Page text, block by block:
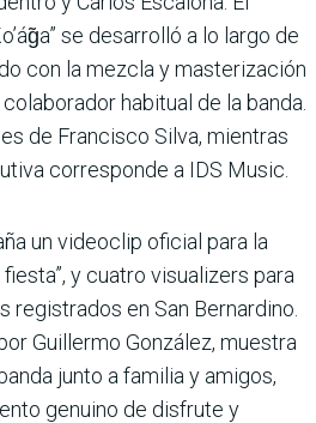
se desarrolló a lo largo de
con la mezcla y masterización
habitual de la banda.
de Francisco Silva, mientras
corresponde a IDS Music.
un videoclip oficial para la
y cuatro visualizers para
registrados en San Bernardino.
Guillermo González, muestra
junto a familia y amigos,
genuino de disfrute y